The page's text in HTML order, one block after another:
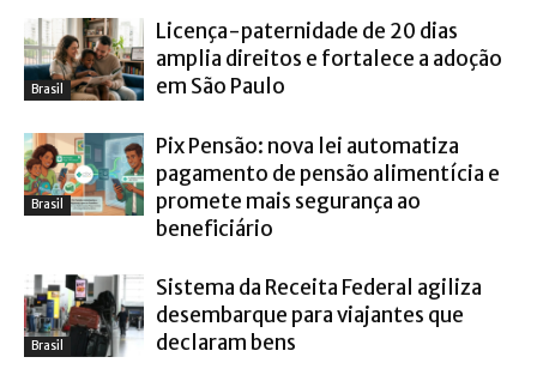
Brasil
Licença-paternidade de 20 dias
amplia direitos e fortalece a adoção
em São Paulo
Brasil
Pix Pensão: nova lei automatiza
pagamento de pensão alimentícia e
promete mais segurança ao
beneficiário
Brasil
Sistema da Receita Federal agiliza
desembarque para viajantes que
declaram bens